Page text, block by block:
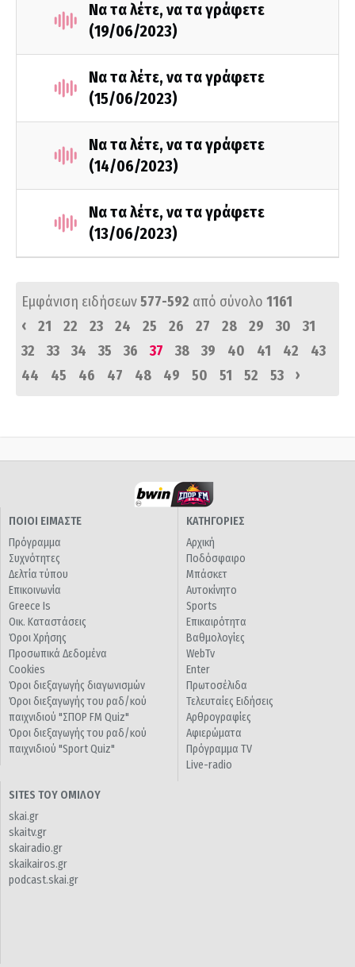
Να τα λέτε, να τα γράφετε
(19/06/2023)
Να τα λέτε, να τα γράφετε
(15/06/2023)
Να τα λέτε, να τα γράφετε
(14/06/2023)
Να τα λέτε, να τα γράφετε
(13/06/2023)
Εμφάνιση ειδήσεων577-592 από σύνολο 1161
‹
21 22 23 24 25 26 27 28 29 30
31
32
33 34 35 36 37 38 39 40 41 42
43
44
45 46 47 48 49 50 51 52 53 ›
ΠΟΙΟΙ ΕΙΜΑΣΤΕ
Πρόγραμμα
Συχνότητες
Δελτία τύπου
Επικοινωνία
Greece Is
Οικ. Καταστάσεις
Όροι Χρήσης
Προσωπικά Δεδομένα
Cookies
Όροι διεξαγωγής διαγωνισμών
Όροι διεξαγωγής του ραδ/κού
παιχνιδιού "ΣΠΟΡ FM Quiz"
Όροι διεξαγωγής του ραδ/κού
παιχνιδιού "Sport Quiz"
ΚΑΤΗΓΟΡΙΕΣ
Αρχική
Ποδόσφαιρο
Μπάσκετ
Αυτοκίνητο
Sports
Επικαιρότητα
Βαθμολογίες
WebTv
Enter
Πρωτοσέλιδα
Τελευταίες Ειδήσεις
Αρθρογραφίες
Αφιερώματα
Πρόγραμμα TV
Live-radio
SITES ΤΟΥ ΟΜΙΛΟΥ
skai.gr
skaitv.gr
skairadio.gr
skaikairos.gr
podcast.skai.gr